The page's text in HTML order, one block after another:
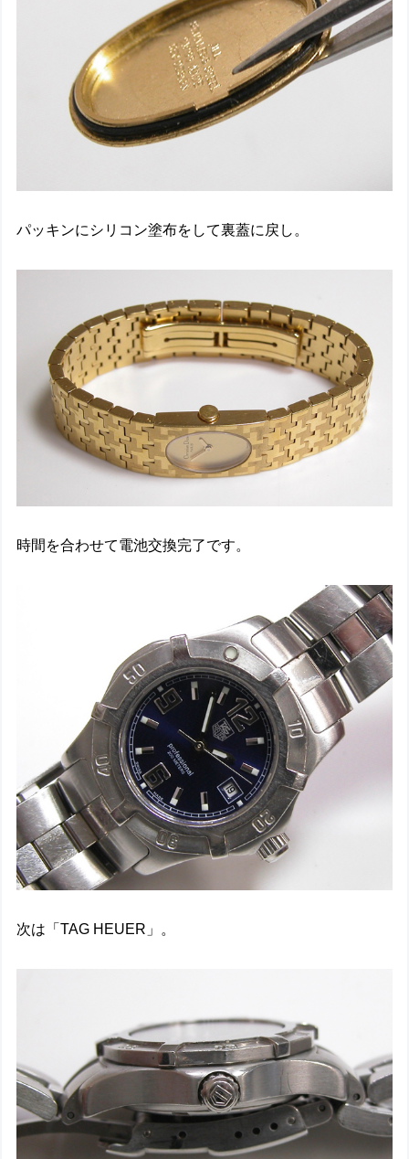
パッキンにシリコン塗布をして裏蓋に戻し。
時間を合わせて電池交換完了です。
次は「TAG HEUER」。